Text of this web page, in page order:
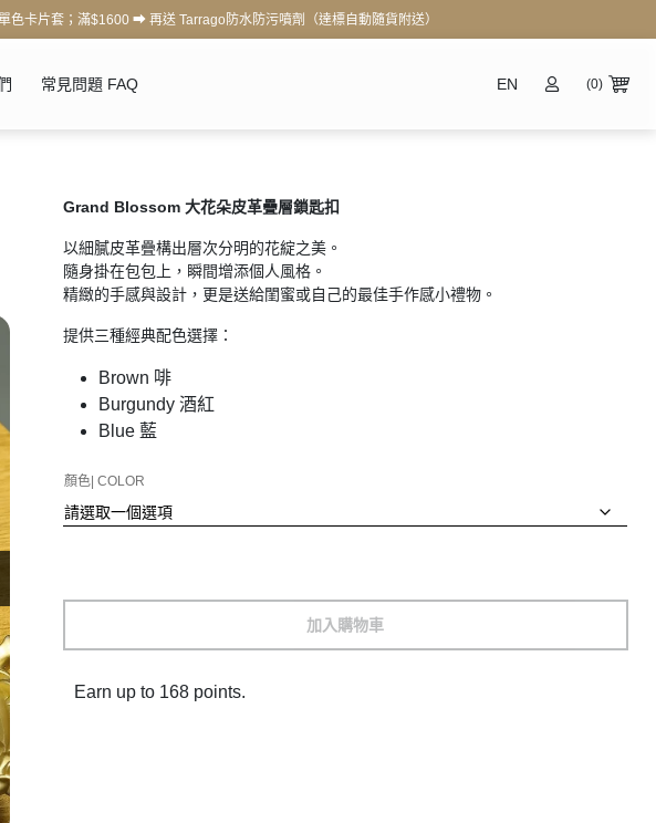
卡片套；滿$1600 ⮕ 再送 Tarrago防水防污噴劑（達標自動隨貨附送）
常見問題 FAQ EN (0)
Grand Blossom 大花朵皮革疊層鎖匙扣
以細膩皮革疊構出層次分明的花綻之美。
隨身掛在包包上，瞬間增添個人風格。
精緻的手感與設計，更是送給閨蜜或自己的最佳手作感小禮物。
提供三種經典配色選擇：
Brown 啡
Burgundy 酒紅
Blue 藍
顏色| COLOR
加入購物車
Earn up to 168 points.